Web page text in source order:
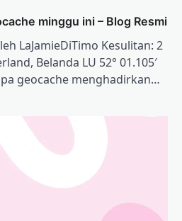
minggu ini – Blog Resmi
LaJamieDiTimo Kesulitan: 2
Belanda LU 52° 01.105′
geocache menghadirkan…